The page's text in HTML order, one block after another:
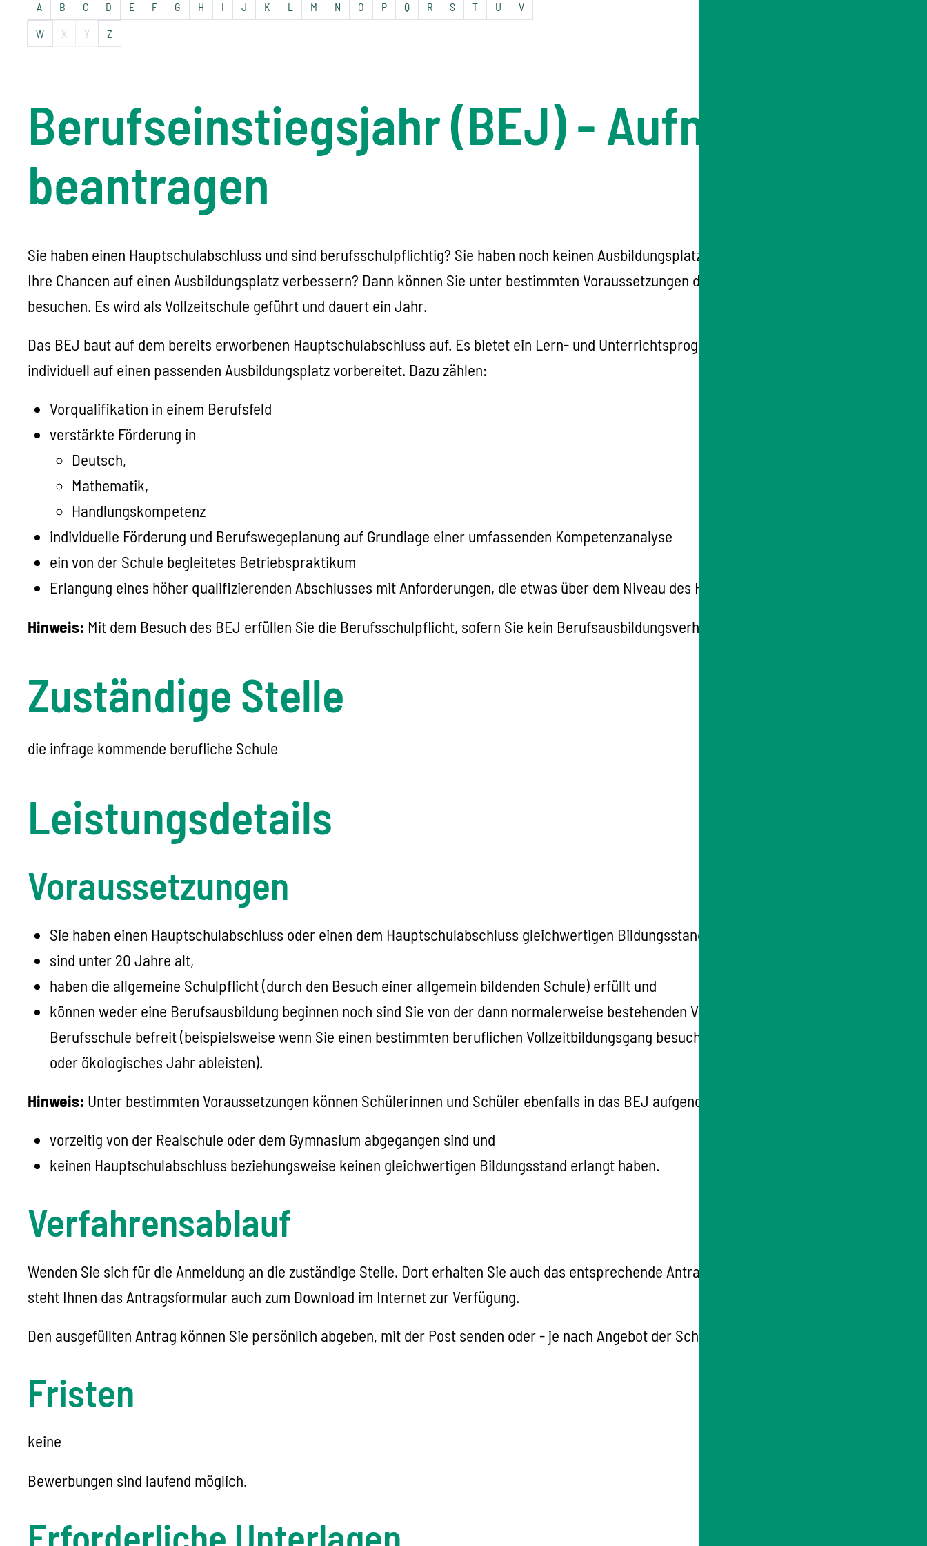
A B C D E F G H I J K L M N O P Q R S T U V
W X Y Z
Berufseinstiegsjahr (BEJ) - Aufnahme
beantragen
Sie haben einen Hauptschulabschluss und sind berufsschulpflichtig? Sie haben noch keinen Ausbildungsplatz gefunden und möchten gezielt
Ihre Chancen auf einen Ausbildungsplatz verbessern? Dann können Sie unter bestimmten Voraussetzungen das Berufseinstiegsjahr (BEJ)
besuchen. Es wird als Vollzeitschule geführt und dauert ein Jahr.
Das BEJ baut auf dem bereits erworbenen Hauptschulabschluss auf. Es bietet ein Lern- und Unterrichtsprogramm, das Sie möglichst
individuell auf einen passenden Ausbildungsplatz vorbereitet. Dazu zählen:
Vorqualifikation in einem Berufsfeld
verstärkte Förderung in
Deutsch,
Mathematik,
Handlungskompetenz
individuelle Förderung und Berufswegeplanung auf Grundlage einer umfassenden Kompetenzanalyse
ein von der Schule begleitetes Betriebspraktikum
Erlangung eines höher qualifizierenden Abschlusses mit Anforderungen, die etwas über dem Niveau des Hauptschulabschlusses liegen
Hinweis: Mit dem Besuch des BEJ erfüllen Sie die Berufsschulpflicht, sofern Sie kein Berufsausbildungsverhältnis eingehen.
Zuständige Stelle
die infrage kommende berufliche Schule
Leistungsdetails
Voraussetzungen
Sie haben einen Hauptschulabschluss oder einen dem Hauptschulabschluss gleichwertigen Bildungsstand,
sind unter 20 Jahre alt,
haben die allgemeine Schulpflicht(durch den Besuch einer allgemein bildenden Schule) erfüllt und
können weder eine Berufsausbildung beginnen noch sind Sie von der dann normalerweise bestehenden Verpflichtung zum Besuch der
Berufsschule befreit(beispielsweise wenn Sie einen bestimmten beruflichen Vollzeitbildungsgang besuchen oder ein freiwilliges soziales
oder ökologisches Jahr ableisten).
Hinweis: Unter bestimmten Voraussetzungen können Schülerinnen und Schüler ebenfalls in das BEJ aufgenommen
vorzeitig von der Realschule oder dem Gymnasium abgegangen sind und
keinen Hauptschulabschluss beziehungsweise keinen gleichwertigen Bildungsstand erlangt haben.
Verfahrensablauf
Wenden Sie sich für die Anmeldung an die zuständige Stelle. Dort erhalten Sie auch das entsprechende Antragsformular. Je nach Angebot
steht Ihnen das Antragsformular auch zum Download im Internet zur Verfügung.
Den ausgefüllten Antrag können Sie persönlich abgeben, mit der Post senden oder - je nach Angebot der Schule - elektronisch schicken.
Fristen
keine
Bewerbungen sind laufend möglich.
Erforderliche Unterlagen